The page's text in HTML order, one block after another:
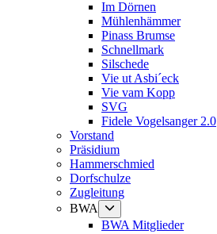
Im Dörnen
Mühlenhämmer
Pinass Brumse
Schnellmark
Silschede
Vie ut Asbi´eck
Vie vam Kopp
SVG
Fidele Vogelsanger 2.0
Vorstand
Präsidium
Hammerschmied
Dorfschulze
Zugleitung
BWA
anzeigen
BWA Mitglieder